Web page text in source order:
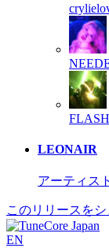
LEONAIR
アーティス
このリリースをシ
EN